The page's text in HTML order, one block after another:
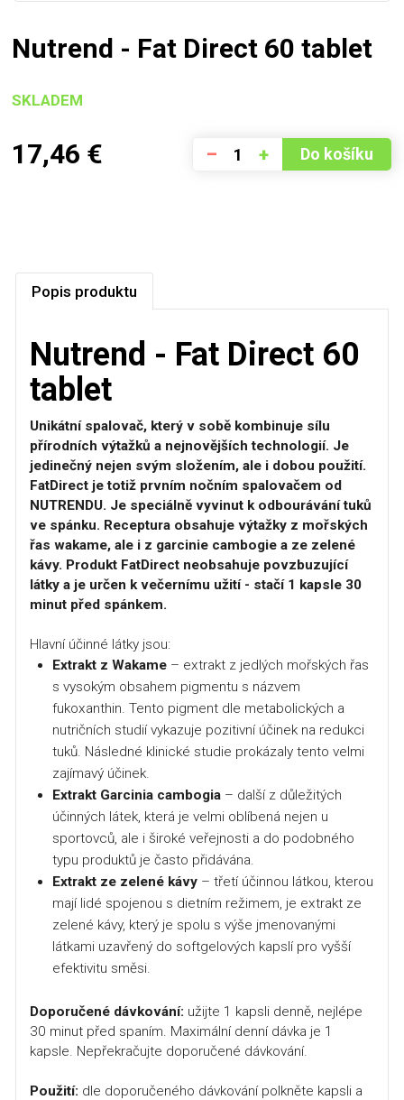
Nutrend - Fat Direct 60 tablet
SKLADEM
17,46 € – + Do košíku
Popis produktu
Nutrend - Fat Direct 60
tablet
Unikátní spalovač, který v sobě kombinuje sílu
přírodních výtažků a nejnovějších technologií. Je
jedinečný nejen svým složením, ale i dobou použití.
FatDirect je totiž prvním nočním spalovačem od
NUTRENDU. Je speciálně vyvinut k odbourávání tuků
ve spánku. Receptura obsahuje výtažky z mořských
řas wakame, ale i z garcinie cambogie a ze zelené
kávy. Produkt FatDirect neobsahuje povzbuzující
látky a je určen k večernímu užití - stačí 1 kapsle 30
minut před spánkem.
Hlavní účinné látky jsou:
Extrakt z Wakame – extrakt z jedlých mořských řas
s vysokým obsahem pigmentu s názvem
fukoxanthin. Tento pigment dle metabolických a
nutričních studií vykazuje pozitivní účinek na redukci
tuků. Následné klinické studie prokázaly tento velmi
zajímavý účinek.
Extrakt Garcinia cambogia– další z důležitých
účinných látek, která je velmi oblíbená nejen u
sportovců, ale i široké veřejnosti a do podobného
typu produktů je často přidávána.
Extrakt ze zelené kávy– třetí účinnou látkou, kterou
mají lidé spojenou s dietním režimem, je extrakt ze
zelené kávy, který je spolu s výše jmenovanými
látkami uzavřený do softgelových kapslí pro vyšší
efektivitu směsi.
Doporučené dávkování: užijte 1 kapsli denně, nejlépe
30 minut před spaním. Maximální denní dávka je 1
kapsle. Nepřekračujte doporučené dávkování.
Použití: dle doporučeného dávkování polkněte kapsli a